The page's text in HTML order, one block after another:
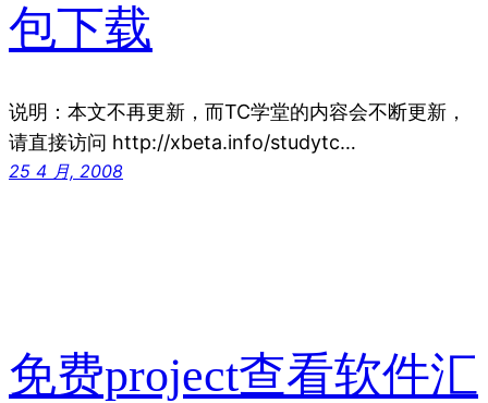
包下载
说明：本文不再更新，而TC学堂的内容会不断更新，
请直接访问 http://xbeta.info/studytc…
25 4 月, 2008
免费project查看软件汇